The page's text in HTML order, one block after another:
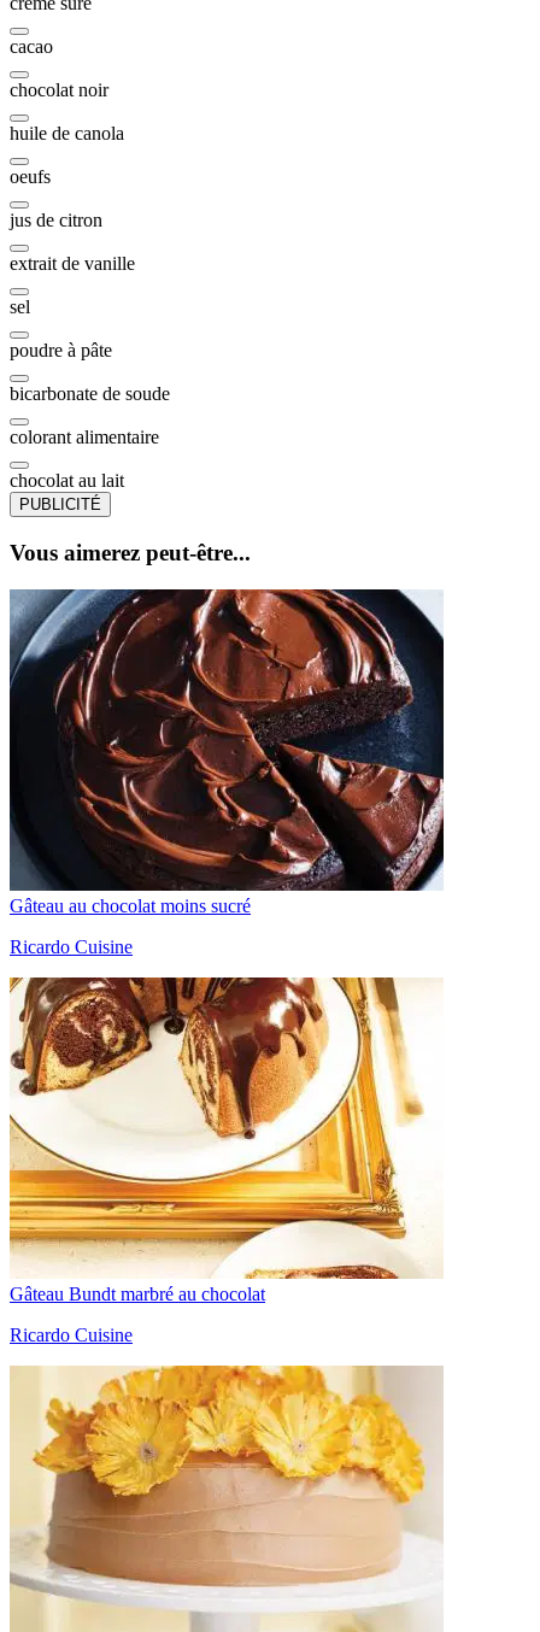
cacao
chocolat noir
huile de canola
oeufs
jus de citron
extrait de vanille
sel
poudre à pâte
bicarbonate de soude
colorant alimentaire
chocolat au lait
PUBLICITÉ
Vous aimerez peut-être...
Gâteau au chocolat moins sucré
Ricardo Cuisine
Gâteau Bundt marbré au chocolat
Ricardo Cuisine